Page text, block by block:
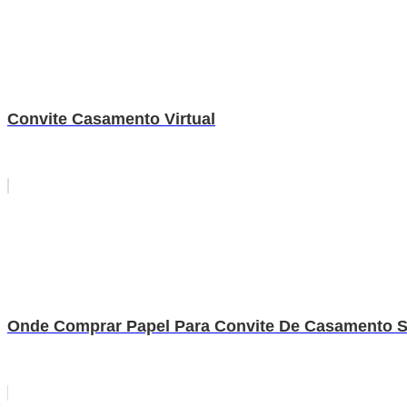
Convite Casamento Virtual
Onde Comprar Papel Para Convite De Casamento